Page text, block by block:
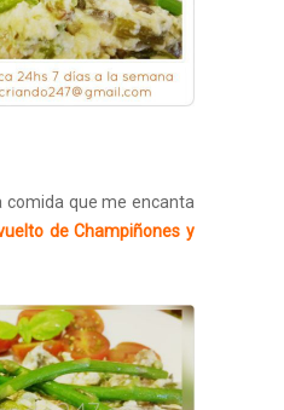
comida que me encanta
de Champiñones y